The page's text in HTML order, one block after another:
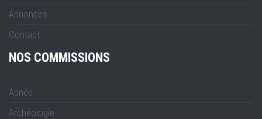
Annonces
Contact
NOS COMMISSIONS
Apnée
Archéologie